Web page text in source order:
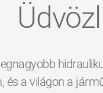
és a világon a